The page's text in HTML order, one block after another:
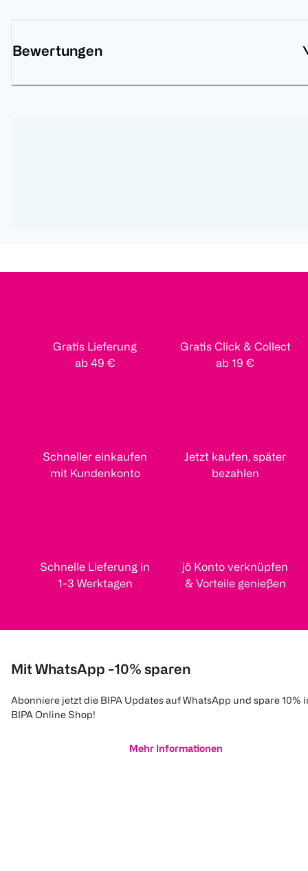
Bewertungen
Gratis Lieferung
ab 49 €
Gratis Click & Collect
ab 19 €
Schneller einkaufen
mit Kundenkonto
Jetzt kaufen, später
bezahlen
Schnelle Lieferung in
1-3 Werktagen
jö Konto verknüpfen
& Vorteile genießen
Mit WhatsApp -10% sparen
Abonniere jetzt die BIPA Updates auf WhatsApp und spare 10%
BIPA Online Shop!
Mehr Informationen